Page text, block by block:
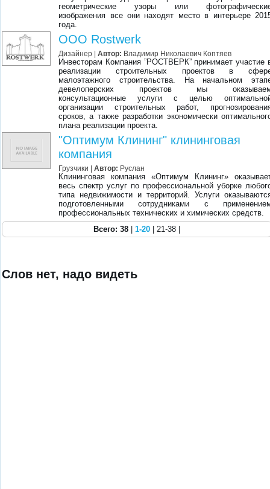
геометрические узоры или
изображения все они находят место в интерьере
года.
OOO Rostwerk
Дизайнер |Автор: Владимир Николаевич Коптяев
Инвесторам Компания ”РОСТВЕРК” принимает участие
реализации строительных проектов в
малоэтажного строительства. На начальном
девелоперских проектов мы
консультационные услуги с целью
организации строительных работ,
сроков, а также разработки экономически
плана реализации проекта.
"Оптимум Клининг" клининговая
компания
Грузчики |Автор: Руслан
Клининговая компания «Оптимум Клининг»
весь спектр услуг по профессиональной уборке
типа недвижимости и территорий. Услуги
подготовленными сотрудниками с
профессиональных технических и химических средств.
Всего: 38
1-20 | 21-38 |
Слов нет, надо видеть